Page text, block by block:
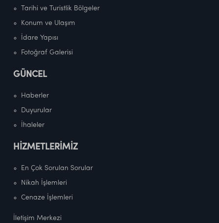
Tarihi ve Turistlik Bölgeler
Konum ve Ulaşım
İdare Yapısı
Fotoğraf Galerisi
GÜNCEL
Haberler
Duyurular
İhaleler
HİZMETLERİMİZ
En Çok Sorulan Sorular
Nikah İşlemleri
Cenaze İşlemleri
İletişim Merkezi